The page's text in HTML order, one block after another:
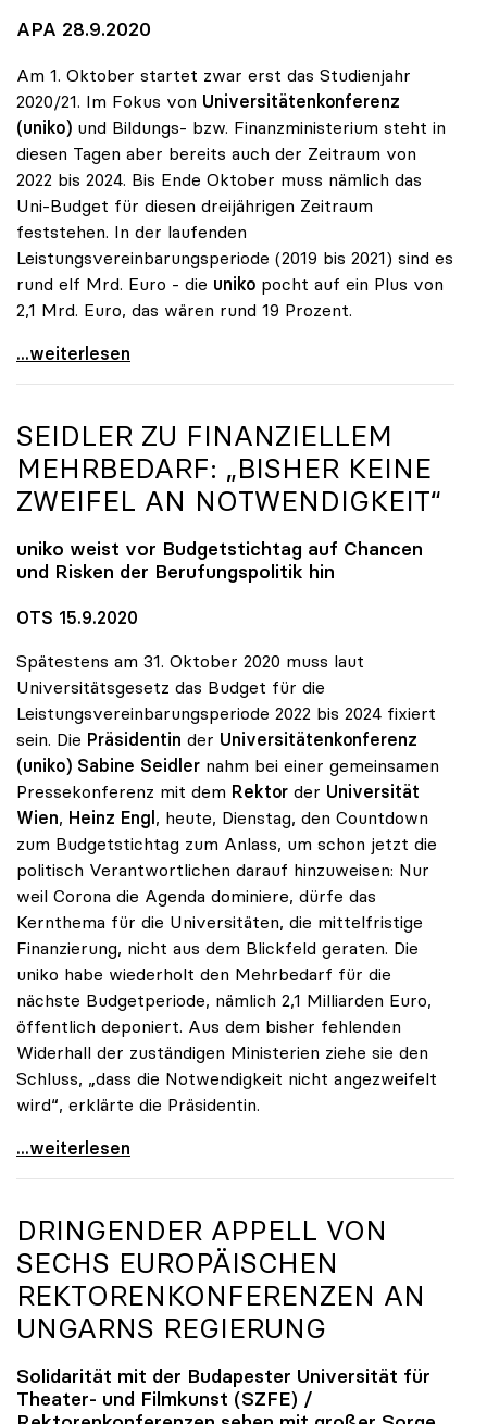
APA 28.9.2020
Am 1. Oktober startet zwar erst das Studienjahr
2020/21. Im Fokus von Universitätenkonferenz
(uniko) und Bildungs- bzw. Finanzministerium steht in
diesen Tagen aber bereits auch der Zeitraum von
2022 bis 2024. Bis Ende Oktober muss nämlich das
Uni-Budget für diesen dreijährigen Zeitraum
feststehen. In der laufenden
Leistungsvereinbarungsperiode (2019 bis 2021) sind es
rund elf Mrd. Euro - die uniko pocht auf ein Plus von
2,1 Mrd. Euro, das wären rund 19 Prozent.
Uni-Budget: Ringen um Finanzen ab 2022
...weiterlesen
SEIDLER ZU FINANZIELLEM
MEHRBEDARF: „BISHER KEINE
ZWEIFEL AN NOTWENDIGKEIT“
uniko weist vor Budgetstichtag auf Chancen
und Risken der Berufungspolitik hin
OTS 15.9.2020
Spätestens am 31. Oktober 2020 muss laut
Universitätsgesetz das Budget für die
Leistungsvereinbarungsperiode 2022 bis 2024 fixiert
sein. Die Präsidentin der Universitätenkonferenz
(uniko) Sabine Seidler nahm bei einer gemeinsamen
Pressekonferenz mit dem Rektor der Universität
Wien, Heinz Engl , heute, Dienstag, den Countdown
zum Budgetstichtag zum Anlass, um schon jetzt die
politisch Verantwortlichen darauf hinzuweisen: Nur
weil Corona die Agenda dominiere, dürfe das
Kernthema für die Universitäten, die mittelfristige
Finanzierung, nicht aus dem Blickfeld geraten. Die
uniko habe wiederholt den Mehrbedarf für die
nächste Budgetperiode, nämlich 2,1 Milliarden Euro,
öffentlich deponiert. Aus dem bisher fehlenden
Widerhall der zuständigen Ministerien ziehe sie den
Schluss, „dass die Notwendigkeit nicht angezweifelt
wird“, erklärte die Präsidentin.
Seidler zu finanziellem Mehrbedarf: „Bisher keine
...weiterlesen
DRINGENDER APPELL VON
SECHS EUROPÄISCHEN
REKTORENKONFERENZEN AN
UNGARNS REGIERUNG
Solidarität mit der Budapester Universität für
Theater- und Filmkunst (SZFE) /